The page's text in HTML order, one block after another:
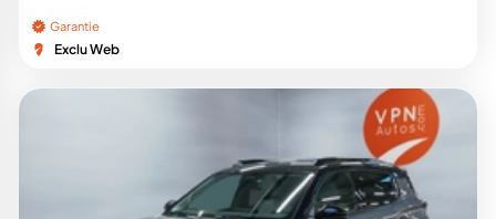
Garantie
Exclu Web